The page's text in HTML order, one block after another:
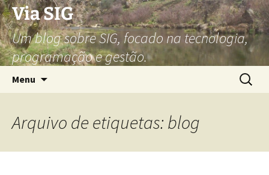
Via SIG
Um blog sobre SIG, focado na tecnologia,
programação e gestão.
Menu
conteúdo
por:
Arquivo de etiquetas: blog